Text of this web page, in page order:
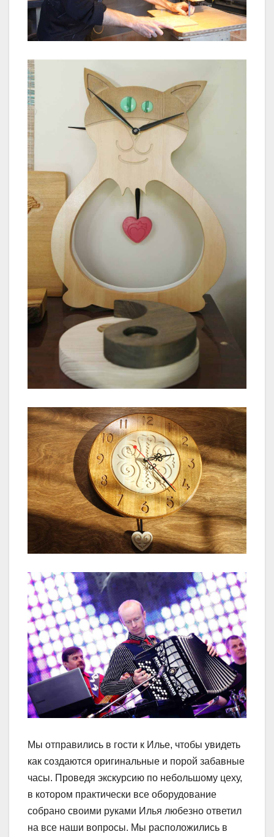
Мы отправились в гости к Илье, чтобы увидеть
как создаются оригинальные и порой забавные
часы. Проведя экскурсию по небольшому цеху,
в котором практически все оборудование
собрано своими руками Илья любезно ответил
на все наши вопросы. Мы расположились в